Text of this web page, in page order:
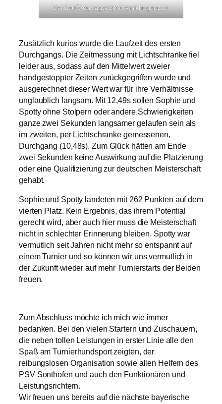
Der Laufsteg sagte Spotty nicht ganz zu
Zusätzlich kurios wurde die Laufzeit des ersten
Durchgangs. Die Zeitmessung mit Lichtschranke fiel
leider aus, sodass auf den Mittelwert zweier
handgestoppter Zeiten zurückgegriffen wurde und
ausgerechnet dieser Wert war für ihre Verhältnisse
unglaublich langsam. Mit 12,49s sollen Sophie und
Spotty ohne Stolpern oder andere Schwierigkeiten
ganze zwei Sekunden langsamer gelaufen sein als
im zweiten, per Lichtschranke gemessenen,
Durchgang (10,48s). Zum Glück hätten am Ende
zwei Sekunden keine Auswirkung auf die Platzierung
oder eine Qualifizierung zur deutschen Meisterschaft
gehabt.
Sophie und Spotty landeten mit 262 Punkten auf dem
vierten Platz. Kein Ergebnis, das ihrem Potential
gerecht wird, aber auch hier muss die Meisterschaft
nicht in schlechter Erinnerung bleiben. Spotty war
vermutlich seit Jahren nicht mehr so entspannt auf
einem Turnier und so können wir uns vermutlich in
der Zukunft wieder auf mehr Turnierstarts der Beiden
freuen.
Zum Abschluss möchte ich mich wie immer
bedanken. Bei den vielen Startern und Zuschauern,
die neben tollen Leistungen in erster Linie alle den
Spaß am Turnierhundsport zeigten, der
reibungslosen Organisation sowie allen Helfern des
PSV Sonthofen und auch den Funktionären und
Leistungsrichtern.
Wir freuen uns bereits auf die nächste bayerische